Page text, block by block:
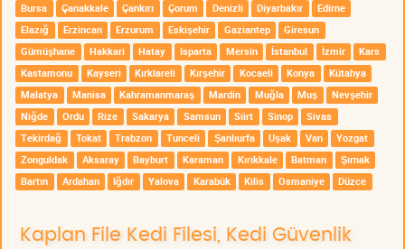
Bursa
Çanakkale Çankırı Çorum Denizli Diyarbakır
Edirne
Elazığ
Erzincan Erzurum Eskişehir Gaziantep
Giresun
Gümüşhane
Hakkari Hatay Isparta Mersin İstanbul İzmir
Kars
Kastamonu
Kayseri Kırklareli Kırşehir Kocaeli Konya
Kütahya
Malatya
Manisa Kahramanmaraş Mardin Muğla Muş
Nevşehir
Niğde
Ordu Rize Sakarya Samsun Siirt Sinop
Sivas
Tekirdağ
Tokat Trabzon Tunceli Şanlıurfa Uşak Van
Yozgat
Zonguldak
Aksaray Bayburt Karaman Kırıkkale Batman
Şırnak
Bartın
Ardahan Iğdır Yalova Karabük Kilis Osmaniye Düzce
Kaplan File Kedi Filesi, Kedi Güvenlik